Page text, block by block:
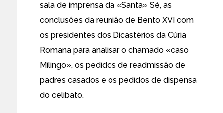
sala de imprensa da «Santa» Sé, as
conclusões da reunião de Bento XVI com
os presidentes dos Dicastérios da Cúria
Romana para analisar o chamado «caso
Milingo», os pedidos de readmissão de
padres casados e os pedidos de dispensa
do celibato.